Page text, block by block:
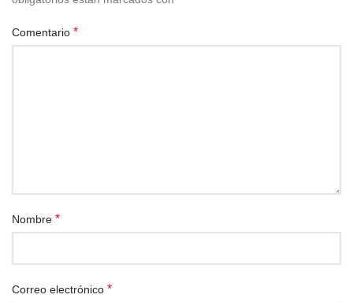
Comentario *
Nombre *
Correo electrónico *